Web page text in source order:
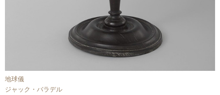
地球儀
ジャック・バラデル